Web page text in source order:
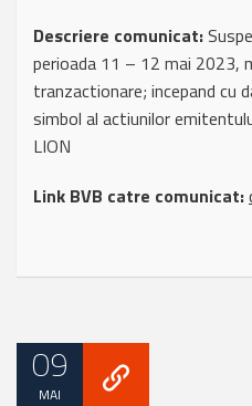
Descriere comunicat:
perioada 11 – 12 mai 2023,
tranzactionare; incepand cu
simbol al actiunilor
LION
Link BVB catre comunicat:
09
MAI